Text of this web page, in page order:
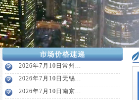
2026年7月10日常州...
2026年7月10日无锡...
2026年7月10日南京...